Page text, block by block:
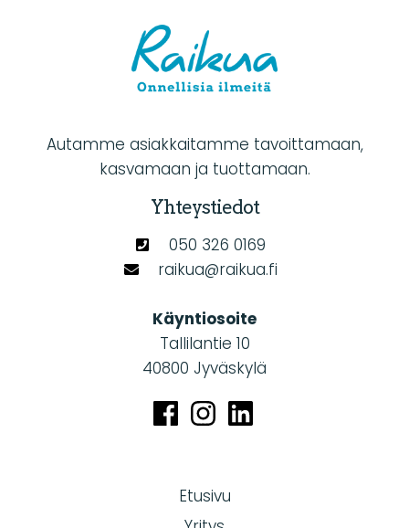
Autamme asiakkaitamme tavoittamaan,
kasvamaan ja tuottamaan.
Yhteystiedot
050 326 0169
raikua@raikua.fi
Käyntiosoite
Tallilantie 10
40800 Jyväskylä
Etusivu